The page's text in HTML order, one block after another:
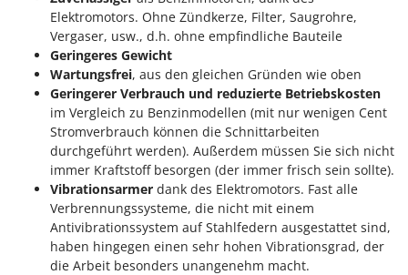
Makita
MAMMAMIA
Marcato
Marina Systems
Master
Mastercook
McCulloch
MCH
Michelin
Mille
Elektromotors. Ohne Zündkerze, Filter, Saugrohre,
Vergaser, usw., d.h. ohne empfindliche Bauteile
Geringeres Gewicht
Wartungsfrei, aus den gleichen Gründen wie oben
Geringerer Verbrauch und reduzierte Betriebskosten
im Vergleich zu Benzinmodellen (mit nur wenigen Cent
Stromverbrauch können die Schnittarbeiten
durchgeführt werden). Außerdem müssen Sie sich nicht
immer Kraftstoff besorgen (der immer frisch sein sollte).
Vibrationsarmer dank des Elektromotors. Fast alle
Verbrennungssysteme, die nicht mit einem
Antivibrationssystem auf Stahlfedern ausgestattet sind,
haben hingegen einen sehr hohen Vibrationsgrad, der
die Arbeit besonders unangenehm macht.